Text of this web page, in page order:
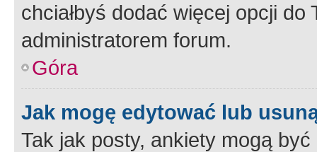
chciałbyś dodać więcej opcji
administratorem forum.
Góra
Jak mogę edytować lub
Tak jak posty, ankiety mogą